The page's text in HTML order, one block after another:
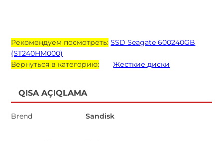
Рекомендуем посмотреть: SSD Seagate 600240GB
(ST240HM000)
Вернуться в категорию:
Жесткие диски
QISA AÇIQLAMA
Brend Sandisk